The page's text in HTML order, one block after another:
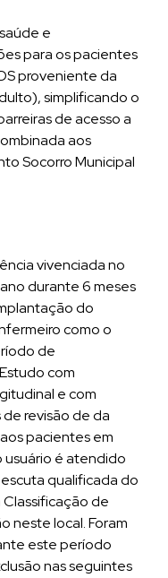
e
para os pacientes
proveniente da
simplificando o
de acesso a
aos
Socorro Municipal
vivenciada no
durante 6 meses
do
como o
de
com
e com
revisão de da
pacientes em
usuário é atendido
qualificada do
de
neste local. Foram
este período
nas seguintes